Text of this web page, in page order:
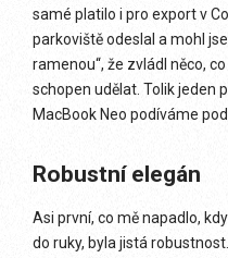
samé platilo i pro export v
parkoviště odeslal a mohl
ramenou“, že zvládl něco,
schopen udělat. Tolik jeden
MacBook Neo podíváme
Robustní elegán
Asi první, co mě napadlo,
do ruky, byla jistá